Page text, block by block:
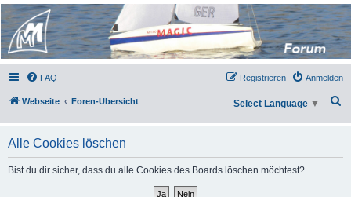
Micro Magic Forum
Deutschland
FAQ Anmelden
Registrieren
Webseite Foren-Übersicht
h
Select Language ▼
Alle Cookies löschen
Bist du dir sicher, dass du alle Cookies des Boards löschen möchtest?